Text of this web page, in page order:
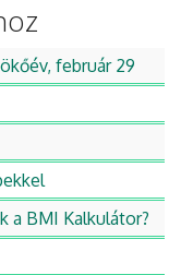
február 29
a BMI Kalkulátor?